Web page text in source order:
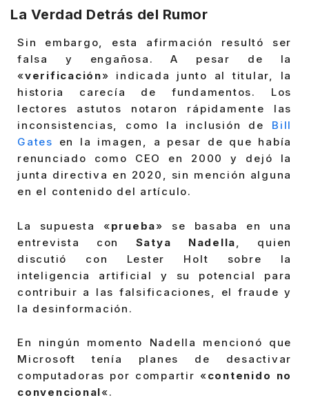
La Verdad Detrás del Rumor
Sin embargo, esta afirmación resultó ser
falsa y engañosa. A pesar de la
«verificación» indicada junto al titular, la
historia carecía de fundamentos. Los
lectores astutos notaron rápidamente las
inconsistencias, como la inclusión de Bill
Gates en la imagen, a pesar de que había
renunciado como CEO en 2000 y dejó la
junta directiva en 2020, sin mención alguna
en el contenido del artículo.
La supuesta «prueba» se basaba en una
entrevista con Satya Nadella
, quien
discutió con Lester Holt sobre la
inteligencia artificial y su potencial para
contribuir a las falsificaciones, el fraude y
la desinformación.
En ningún momento Nadella mencionó que
Microsoft tenía planes de desactivar
computadoras por compartir «contenido no
convencional«.